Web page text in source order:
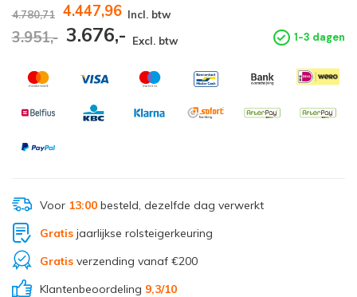
4.780,71 4.447,96 Incl. btw
3.951,- 3.676,- Excl. btw 1-3 dagen
Voor 13:00besteld, dezelfde dag verwerkt
Gratisjaarlijkse rolsteigerkeuring
Gratisverzending vanaf €200
Klantenbeoordeling 9,3/10